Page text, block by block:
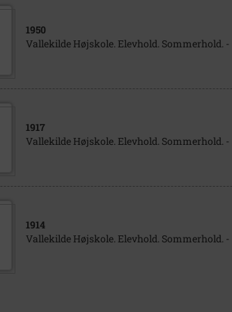
1950
Vallekilde Højskole. Elevhold. Sommerhold. -
1917
Vallekilde Højskole. Elevhold. Sommerhold. -
1914
Vallekilde Højskole. Elevhold. Sommerhold. -